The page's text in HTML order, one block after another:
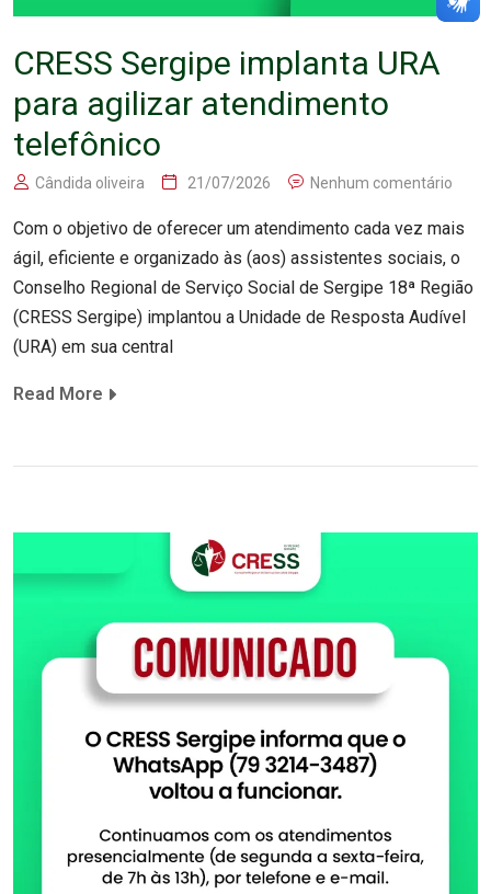
CRESS Sergipe implanta URA
para agilizar atendimento
telefônico
Cândida oliveira 21/07/2026 Nenhum comentário
Com o objetivo de oferecer um atendimento cada vez mais
ágil, eficiente e organizado às (aos) assistentes sociais, o
Conselho Regional de Serviço Social de Sergipe 18ª Região
(CRESS Sergipe) implantou a Unidade de Resposta Audível
(URA) em sua central
Read More